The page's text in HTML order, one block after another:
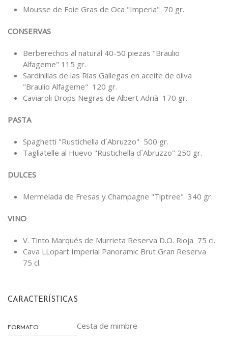
Mousse de Foie Gras de Oca "Imperia" 70 gr.
CONSERVAS
Berberechos al natural 40-50 piezas "Braulio
Alfageme" 115 gr.
Sardinillas de las Rías Gallegas en aceite de oliva
"Braulio Alfageme" 120 gr.
Caviaroli Drops Negras de Albert Adrià 170 gr.
PASTA
Spaghetti "Rustichella d´Abruzzo" 500 gr.
Tagliatelle al Huevo "Rustichella d´Abruzzo" 250 gr.
DULCES
Mermelada de Fresas y Champagne "Tiptree" 340 gr.
VINO
V. Tinto Marqués de Murrieta Reserva D.O. Rioja 75 cl.
Cava LLopart Imperial Panoramic Brut Gran Reserva
75 cl.
CARACTERÍSTICAS
FORMATO Cesta de mimbre